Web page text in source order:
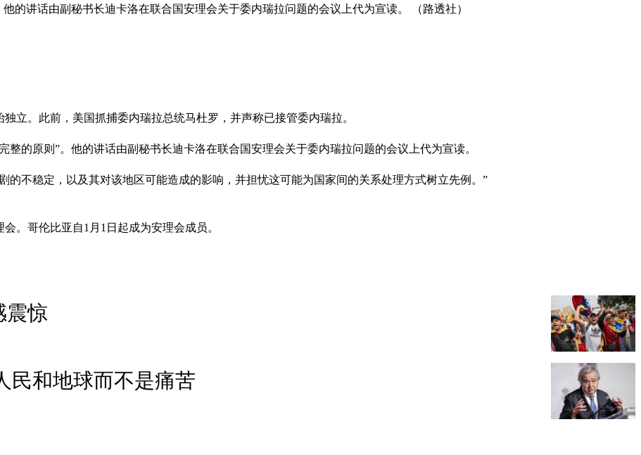
的讲话由副秘书长迪卡洛在联合国安理会关于委内瑞拉问题的会议上代为宣读。 （路透社）
立。此前，美国抓捕委内瑞拉总统马杜罗，并声称已接管委内瑞拉。
的原则”。他的讲话由副秘书长迪卡洛在联合国安理会关于委内瑞拉问题的会议上代为宣读。
的不稳定，以及其对该地区可能造成的影响，并担忧这可能为国家间的关系处理方式树立先例。”
。哥伦比亚自1月1日起成为安理会成员。
震惊
民和地球而不是痛苦